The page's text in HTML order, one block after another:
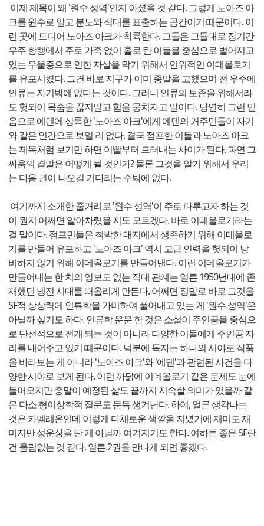
이제 제목이 왜 '원수 성역'인지 아셨을 것 같다. 그렇게 노아즈 아
크를 원수로 알고 분노와 적대를 표출하는 공간이기 때문이다. 이
런 곳에 드디어 노아즈 아크가 착륙한다. 그들은 그들대로 장기간
우주 항행에서 주로 가족 없이 홀로 탄 이들을 중심으로 벌어지고
있는 우울증으로 인한 자살을 막기 위해서 인위적인 이데올로기
를 유포시켰다. 그건 바로 지구가 이미 종말을 고했으며 전 우주에
인류는 자기밖에 없다는 것이다. 그러니 인류의 보존을 위해서라
도 헛되이 목숨을 끊지말고 힘을 뭉치자고 말이다. 당연히 그런 믿
음으로 에덴에 상륙한 '노아즈 아크'에게 에덴의 거주민들이 자기
와 같은 인간으로 보일 리 없다. 결국 점프한 이들과 노아즈 아크
는 제목처럼 보기만 하면 이빨부터 드러내는 사이가 된다. 과연 그
싸움의 결말은 어떻게 될 것인가? 물론 그것을 알기 위해서 우리
는 다음 권이 나오길 기다리는 수밖에 없다.
여기까지 소개한 줄거리로 '원수 성역'이 주로 다루고자 하는 것
이 뭔지 어쩌면 알아차렸을 지도 모르겠다. 바로 이데올로기라는
걸 말이다. 점프민들은 척박한 대지에서 생존하기 위해 이데올로
기를 만들어 유포하고 '노아즈 아크' 역시 고급 인력을 헛되이 낭
비하지 않기 위해 이데올로기를 만들어낸다. 이런 이데올로기가
만들어내는 한 치의 양보도 없는 적대 관계는 얼른 1950년대에 존
재했던 냉전 시대를 떠올리게 만든다. 어쩌면 정말로 바로 그것을
SF적 상상력에 인류학을 가미하여 풀어내고 있는 게 '원수 성역'은
아닐까 싶기도 하다. 인류학 운운 한 것은 소설이 주인공을 중심으
로 단선적으로 전개 되는 것이 아니라 다양한 이들에게 주인공 자
리를 내어주고 있기 때문이다. 덕분에 독자는 하나의 시야로 작품
을 바라보는 게 아니라 '노아즈 아크'와 '에덴'과 관련된 사건을 다
양한 시야로 보게 된다. 이런 까닭에 이데올로기 같은 문제도 눈에
들어오지만 종말이 예정된 삶도 끝까지 지속할 의미가 있을까 같
은 다소 형이상학적 질문도 문득 생겨난다. 하여, 얼른 생각나는
것은 카멜레온인데 이렇게 다채로운 색깔을 지녔기에 재미도 재
미지만 성운상을 탄 게 아닐까 여겨지기도 한다. 여하튼 좋은 SF란
건 틀림없는 것 같다. 얼른 2권을 만나게 되면 좋겠다.